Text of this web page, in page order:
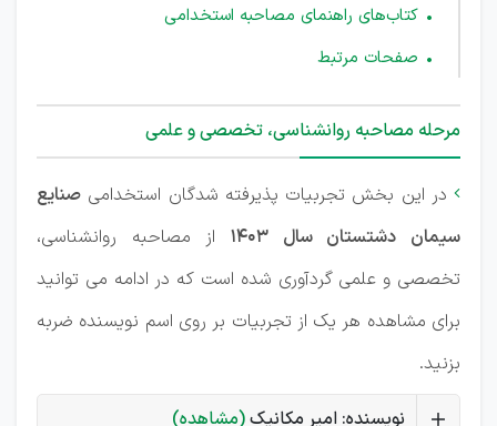
کتاب‌های راهنمای مصاحبه استخدامی
صفحات مرتبط
مرحله مصاحبه روانشناسی، تخصصی و علمی
 در این بخش تجربیات پذیرفته شدگان استخدامی صنایع
سیمان دشتستانسال 1403
از مصاحبه روانشناسی،
تخصصی و علمی گردآوری شده است که در ادامه می توانید
برای مشاهده هر یک از تجربیات بر روی اسم نویسنده ضربه
بزنید.
نویسنده: امیر مکانیک(مشاهده)